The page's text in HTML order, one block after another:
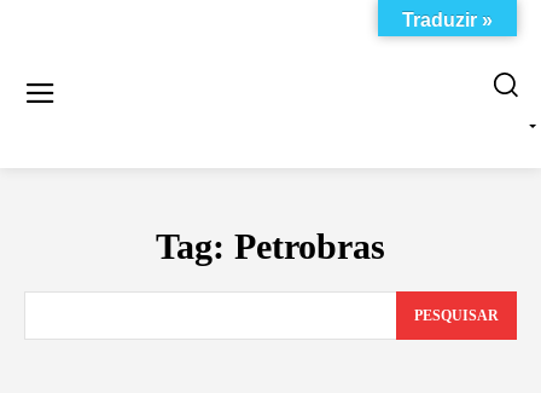
Tag: Petrobras
PESQUISAR
Traduzir »